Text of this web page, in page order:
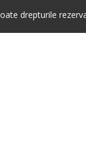
drepturile